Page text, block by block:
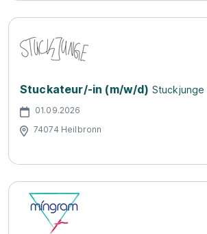
Stuckateur/-in (m/w/d) Stuckjunge
01.09.2026
74074 Heilbronn